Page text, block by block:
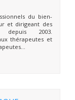
du bien-
et dirigeant des
2003.
thérapeutes et